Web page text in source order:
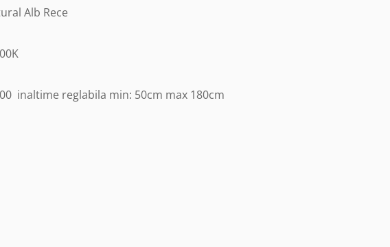
Alb Rece
inaltime reglabila min: 50cm max 180cm